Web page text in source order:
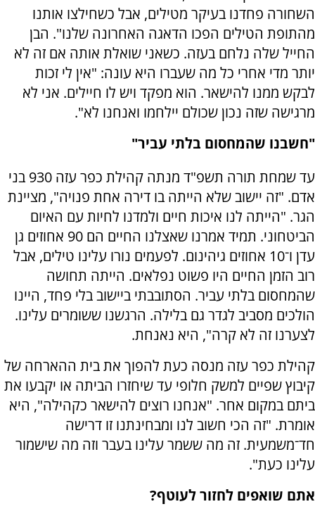
השחורה פחדנו בעיקר מטילים, אבל כשחילצו אותנו
מהתופת הטילים הפכו הדאגה האחרונה שלנו". הבן
החייל שלה נלחם בעזה. כשאני שואלת אותה אם זה לא
יותר מדי אחרי כל מה שעברו היא עונה: "אין לי זכות
לבקש ממנו להישאר. הוא מפקד ויש לו חיילים. אני לא
מרגישה שזה נכון שכולם יילחמו ואנחנו לא".
"חשבנו שהמחסום בלתי עביר"
עד שמחת תורה תשפ"ד מנתה קהילת כפר עזה 930 בני
אדם. "זה יישוב שלא הייתה בו דירה אחת פנויה", מציינת
הגר. "הייתה לנו איכות חיים ולמדנו לחיות עם האיום
הביטחוני. תמיד אמרנו שאצלנו החיים הם 90 אחוזים גן
עדן ו־10 אחוזים גיהינום. לפעמים נורו עלינו טילים, אבל
רוב הזמן החיים היו פשוט נפלאים. הייתה תחושה
שהמחסום בלתי עביר. הסתובבתי ביישוב בלי פחד, היינו
הולכים מסביב לגדר גם בלילה. הרגשנו ששומרים עלינו.
לצערנו זה לא קרה", היא נאנחת.
קהילת כפר עזה מנסה כעת להפוך את בית ההארחה של
קיבוץ שפיים למשק חלופי עד שיחזרו הביתה או יקבעו את
ביתם במקום אחר. "אנחנו רוצים להישאר כקהילה", היא
אומרת. "זה הכי חשוב לנו ומבחינתנו זו דרישה
חד־משמעית. זה מה ששמר עלינו בעבר וזה מה שישמור
עלינו כעת".
אתם שואפים לחזור לעוטף?